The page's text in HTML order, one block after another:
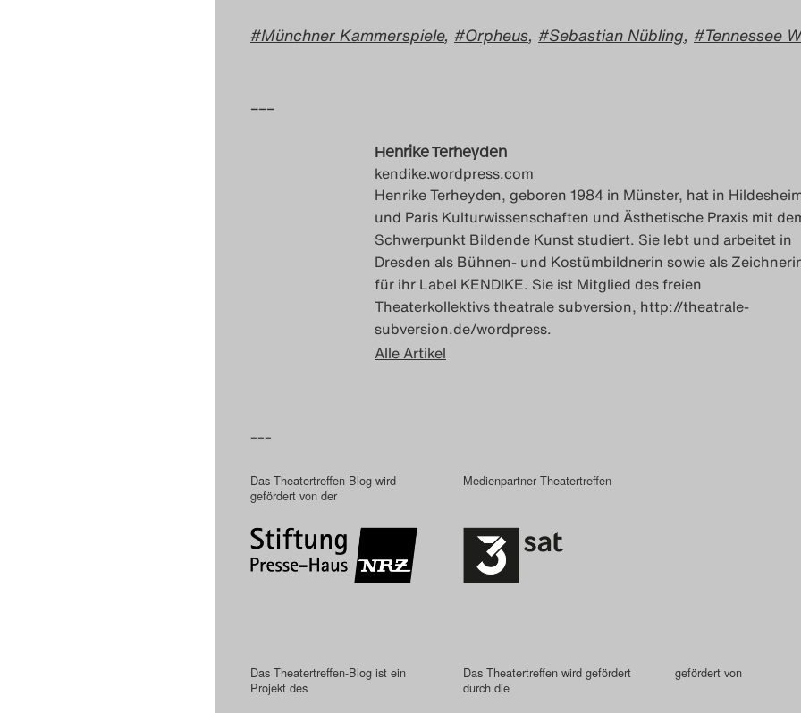
Münchner Kammerspiele, Orpheus, Sebastian Nübling, Tennessee
–––
Henrike Terheyden
kendike.wordpress.com
Henrike Terheyden, geboren 1984 in Münster, hat in
und Paris Kulturwissenschaften und Ästhetische Praxis mit
Schwerpunkt Bildende Kunst studiert. Sie lebt und arbeitet in
Dresden als Bühnen- und Kostümbildnerin sowie als
für ihr Label KENDIKE. Sie ist Mitglied des freien
Theaterkollektivs theatrale subversion, http://theatrale-
subversion.de/wordpress.
Alle Artikel
–––
Das Theatertreffen-Blog wird
gefördert von der
Medienpartner Theatertreffen
Das Theatertreffen-Blog ist ein
Projekt des
Das Theatertreffen wird gefördert
durch die
gefördert von